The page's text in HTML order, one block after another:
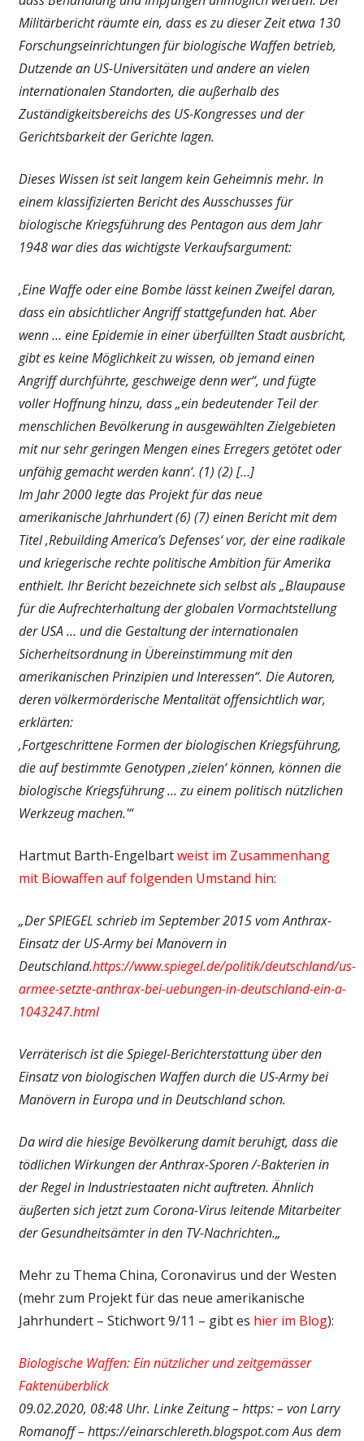
Militärbericht räumte ein, dass es zu dieser Zeit etwa 130
Forschungseinrichtungen für biologische Waffen betrieb,
Dutzende an US-Universitäten und andere an vielen
internationalen Standorten, die außerhalb des
Zuständigkeitsbereichs des US-Kongresses und der
Gerichtsbarkeit der Gerichte lagen.
Dieses Wissen ist seit langem kein Geheimnis mehr. In
einem klassifizierten Bericht des Ausschusses für
biologische Kriegsführung des Pentagon aus dem Jahr
1948 war dies das wichtigste Verkaufsargument:
‚Eine Waffe oder eine Bombe lässt keinen Zweifel daran,
dass ein absichtlicher Angriff stattgefunden hat. Aber
wenn … eine Epidemie in einer überfüllten Stadt ausbricht,
gibt es keine Möglichkeit zu wissen, ob jemand einen
Angriff durchführte, geschweige denn wer“, und fügte
voller Hoffnung hinzu, dass „ein bedeutender Teil der
menschlichen Bevölkerung in ausgewählten Zielgebieten
mit nur sehr geringen Mengen eines Erregers getötet oder
unfähig gemacht werden kann‘. (1) (2) […]
Im Jahr 2000 legte das Projekt für das neue
amerikanische Jahrhundert (6) (7) einen Bericht mit dem
Titel ‚Rebuilding America’s Defenses‘ vor, der eine radikale
und kriegerische rechte politische Ambition für Amerika
enthielt. Ihr Bericht bezeichnete sich selbst als „Blaupause
für die Aufrechterhaltung der globalen Vormachtstellung
der USA … und die Gestaltung der internationalen
Sicherheitsordnung in Übereinstimmung mit den
amerikanischen Prinzipien und Interessen“. Die Autoren,
deren völkermörderische Mentalität offensichtlich war,
erklärten:
‚Fortgeschrittene Formen der biologischen Kriegsführung,
die auf bestimmte Genotypen ‚zielen‘ können, können die
biologische Kriegsführung … zu einem politisch nützlichen
Werkzeug machen.'“
Hartmut Barth-Engelbartweist im Zusammenhang
mit Biowaffen auf folgenden Umstand hin:
„Der SPIEGEL schrieb im September 2015 vom Anthrax-
Einsatz der US-Army bei Manövern in
Deutschland.https://www.spiegel.de/politik/deutschland/us-
armee-setzte-anthrax-bei-uebungen-in-deutschland-ein-a-
1043247.html
Verräterisch ist die Spiegel-Berichterstattung über den
Einsatz von biologischen Waffen durch die US-Army bei
Manövern in Europa und in Deutschland schon.
Da wird die hiesige Bevölkerung damit beruhigt, dass die
tödlichen Wirkungen der Anthrax-Sporen /-Bakterien in
der Regel in Industriestaaten nicht auftreten. Ähnlich
äußerten sich jetzt zum Corona-Virus leitende Mitarbeiter
der Gesundheitsämter in den TV-Nachrichten.„
Mehr zu Thema China, Coronavirus und der Westen
(mehr zum Projekt für das neue amerikanische
Jahrhundert – Stichwort 9/11 – gibt es hier im Blog):
Biologische Waffen: Ein nützlicher und zeitgemässer
Faktenüberblick
09.02.2020, 08:48 Uhr. Linke Zeitung – https: – von Larry
Romanoff – https://einarschlereth.blogspot.com Aus dem